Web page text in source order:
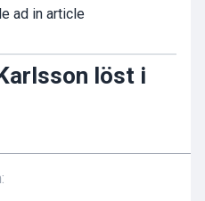
ad in article
löst i